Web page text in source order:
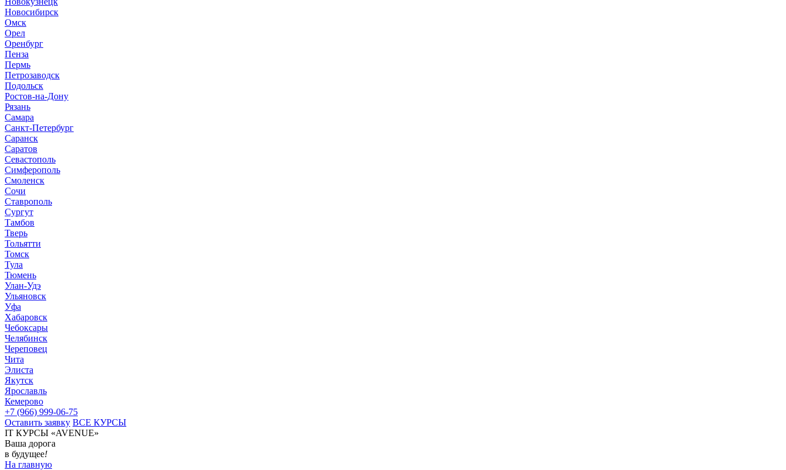
Новосибирск
Омск
Орел
Оренбург
Пенза
Пермь
Петрозаводск
Подольск
Ростов-на-Дону
Рязань
Самара
Санкт-Петербург
Саранск
Саратов
Севастополь
Симферополь
Смоленск
Сочи
Ставрополь
Сургут
Тамбов
Тверь
Тольятти
Томск
Тула
Тюмень
Улан-Удэ
Ульяновск
Уфа
Хабаровск
Чебоксары
Челябинск
Череповец
Чита
Элиста
Якутск
Ярославль
Кемерово
+7 (966) 999-06-75
Оставить заявку ВСЕ КУРСЫ
IT КУРСЫ «AVENUE»
Ваша дорога
в будущее!
На главную